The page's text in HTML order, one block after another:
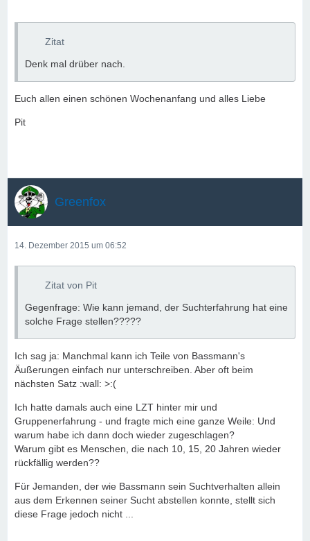
Zitat
Denk mal drüber nach.
Euch allen einen schönen Wochenanfang und alles Liebe
Pit
Greenfox
14. Dezember 2015 um 06:52
Zitat von Pit
Gegenfrage: Wie kann jemand, der Suchterfahrung hat eine
solche Frage stellen?????
Ich sag ja: Manchmal kann ich Teile von Bassmann's
Äußerungen einfach nur unterschreiben. Aber oft beim
nächsten Satz :wall: >:(
Ich hatte damals auch eine LZT hinter mir und
Gruppenerfahrung - und fragte mich eine ganze Weile: Und
warum habe ich dann doch wieder zugeschlagen?
Warum gibt es Menschen, die nach 10, 15, 20 Jahren wieder
rückfällig werden??
Für Jemanden, der wie Bassmann sein Suchtverhalten allein
aus dem Erkennen seiner Sucht abstellen konnte, stellt sich
diese Frage jedoch nicht ...